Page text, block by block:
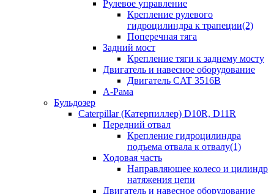
Рулевое управление
Крепление рулевого
гидроцилиндра к трапеции(2)
Поперечная тяга
Задний мост
Крепление тяги к заднему мосту
Двигатель и навесное оборудование
Двигатель CAT 3516B
А-Рама
Бульдозер
Caterpillar (Катерпиллер) D10R, D11R
Передний отвал
Крепление гидроцилиндра
подъема отвала к отвалу(1)
Ходовая часть
Направляющее колесо и цилиндр
натяжения цепи
Двигатель и навесное оборудование